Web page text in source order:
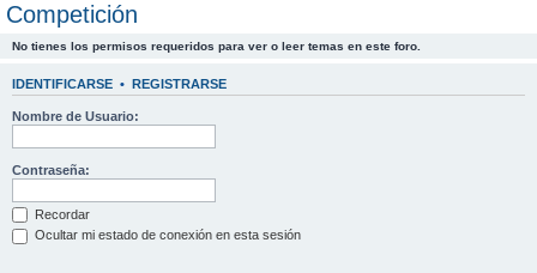
Competición
No tienes los permisos requeridos para ver o leer temas en este foro.
IDENTIFICARSE • REGISTRARSE
Nombre de Usuario:
Contraseña:
Recordar
Ocultar mi estado de conexión en esta sesión